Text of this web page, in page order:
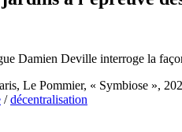
Damien Deville interroge la
Le Pommier, « Symbiose »,
/décentralisation